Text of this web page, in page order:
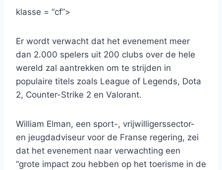
klasse = “cf”>
Er wordt verwacht dat het evenement meer
dan 2.000 spelers uit 200 clubs over de hele
wereld zal aantrekken om te strijden in
populaire titels zoals League of Legends, Dota
2, Counter-Strike 2 en Valorant.
William Elman, een sport-, vrijwilligerssector-
en jeugdadviseur voor de Franse regering, zei
dat het evenement naar verwachting een
“grote impact zou hebben op het toerisme in de